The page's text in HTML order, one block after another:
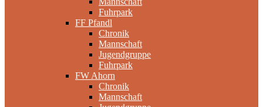
Fuhrpark
FF Pfandl
Chronik
Mannschaft
Jugendgruppe
Fuhrpark
FW Ahorn
Chronik
Mannschaft